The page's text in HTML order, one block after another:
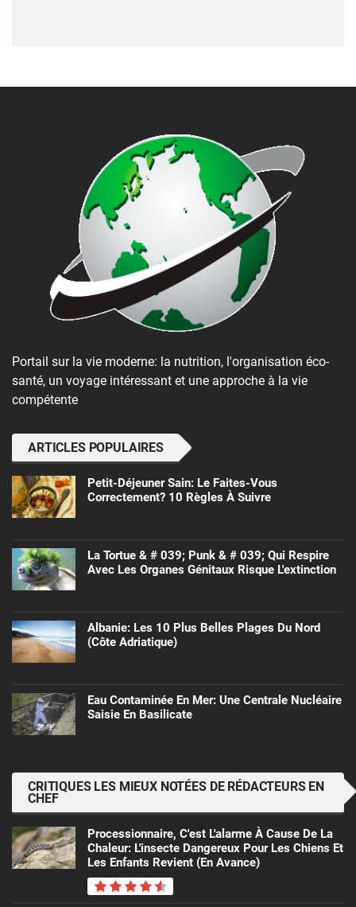
Portail sur la vie moderne: la nutrition, l'organisation éco-
santé, un voyage intéressant et une approche à la vie
compétente
ARTICLES POPULAIRES
Petit-Déjeuner Sain: Le Faites-Vous
Correctement? 10 Règles À Suivre
La Tortue & # 039; Punk & # 039; Qui Respire
Avec Les Organes Génitaux Risque L'extinction
Albanie: Les 10 Plus Belles Plages Du Nord
(côte Adriatique)
Eau Contaminée En Mer: Une Centrale Nucléaire
Saisie En Basilicate
CRITIQUES LES MIEUX NOTÉES DE RÉDACTEURS EN
CHEF
Processionnaire, C'est L'alarme À Cause De La
Chaleur: L'insecte Dangereux Pour Les Chiens Et
Les Enfants Revient (en Avance)